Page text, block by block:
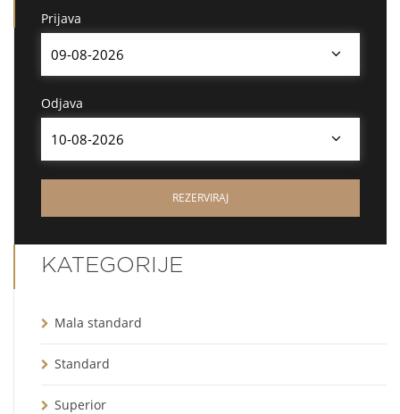
Prijava
Odjava
KATEGORIJE
Mala standard
Standard
Superior